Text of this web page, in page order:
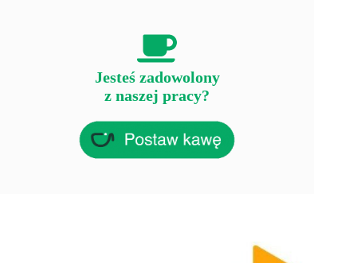
Jesteś zadowolony
z naszej pracy?